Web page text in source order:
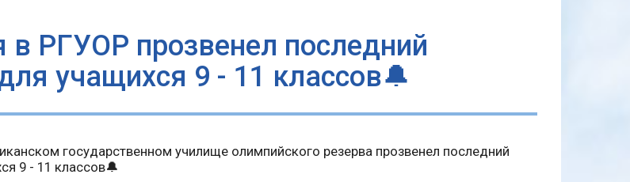
в РГУОР прозвенел последний
учащихся 9 - 11 классов🔔
государственном училище олимпийского резерва прозвенел последний
9 - 11 классов🔔